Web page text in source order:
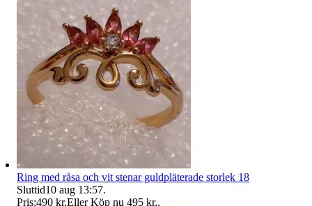
Ring med råsa och vit stenar guldpläterade storlek 18
Sluttid10 aug 13:57.
Pris:490 kr,Eller Köp nu 495 kr,.